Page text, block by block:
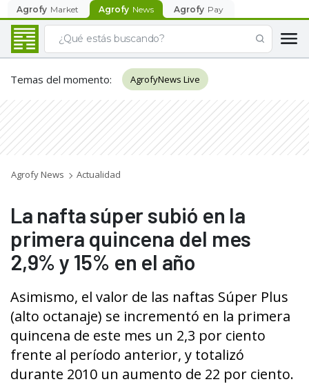
Agrofy Market Agrofy News Agrofy Pay
Temas del momento: AgrofyNews Live
Agrofy News Actualidad
La nafta súper subió en la
primera quincena del mes
2,9% y 15% en el año
Asimismo, el valor de las naftas Súper Plus
(alto octanaje) se incrementó en la primera
quincena de este mes un 2,3 por ciento
frente al período anterior, y totalizó
durante 2010 un aumento de 22 por ciento.